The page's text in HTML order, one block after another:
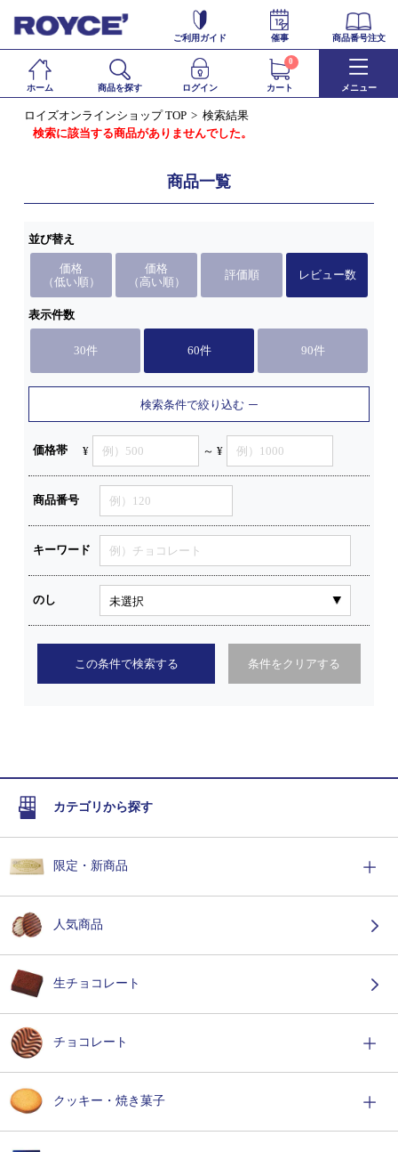
ご利用ガイド 催事 商品番号注文
ホーム 商品を探す ログイン カート
0
メニュー
ロイズオンラインショップ TOP
検索結果
検索に該当する商品がありませんでした。
商品一覧
並び替え
価格
（低い順）
価格
（高い順）
評価順 レビュー数
表示件数
30件 60件 90件
検索条件で絞り込む
価格帯 ¥ ～ ¥
商品番号
キーワード
のし
この条件で検索する 条件をクリアする
カテゴリから探す
限定・新商品
人気商品
生チョコレート
チョコレート
クッキー・焼き菓子